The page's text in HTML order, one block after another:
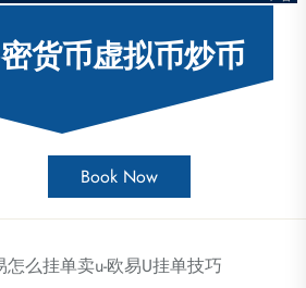
货币虚拟币炒币
Book Now
怎么挂单卖u-欧易U挂单技巧